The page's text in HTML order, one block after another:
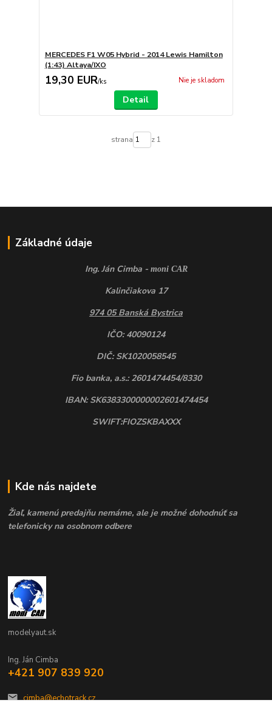
MERCEDES F1 W05 Hybrid - 2014 Lewis Hamilton
(1:43) Altaya/IXO
19,30 EUR/ks Nie je skladom
Detail
strana z 1
Základné údaje
Ing. Ján Cimba - moni CAR
Kalinčiakova 17
974 05 Banská Bystrica
IČO: 40090124
DIČ: SK1020058545
Fio banka, a.s.: 2601474454/8330
IBAN: SK6383300000002601474454
SWIFT:FIOZSKBAXXX
Kde nás najdete
Žiaľ, kamenú predajňu nemáme, ale je možné dohodnúť sa
telefonicky na osobnom odbere
modelyaut.sk
Ing. Ján Cimba
+421 907 839 920
cimba@echotrack.cz